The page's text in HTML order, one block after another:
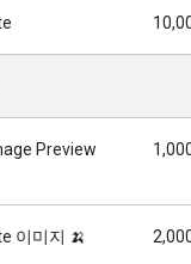
Preview
이미지 🍌